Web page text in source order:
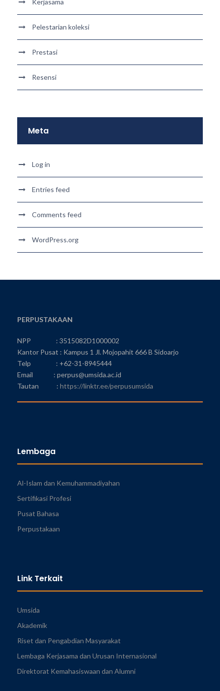
Pelestarian koleksi
Prestasi
Resensi
Meta
Log in
Entries feed
Comments feed
WordPress.org
PERPUSTAKAAN
NPP : 3515082D1000002
Kantor Pusat : Kampus 1 Jl. Mojopahit 666 B Sidoarjo
Telp : +62-31-8945444
Email : perpus@umsida.ac.id
Tautan : https://linktr.ee/perpusumsida
Lembaga
Al-Islam dan Kemuhammadiyahan
Sertifikasi Profesi
Pusat Bahasa
Perpustakaan
Link Terkait
Umsida
Akademik
Riset dan Pengabdian Masyarakat
Lembaga Kerjasama dan Urusan Internasional
Direktorat Kemahasiswaan dan Alumni